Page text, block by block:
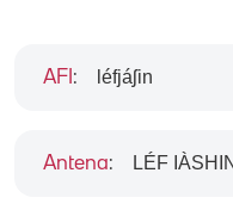
AFI : léfjáʃin
Antena: LÉF IÀSHIN